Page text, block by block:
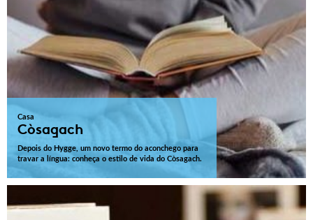
Casa
Còsagach
Depois do Hygge, um novo termo do aconchego para
travar a língua: conheça o estilo de vida do Còsagach.